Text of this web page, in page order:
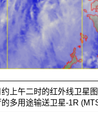
上午二时的红外线卫星图
多用途输送卫星-1R